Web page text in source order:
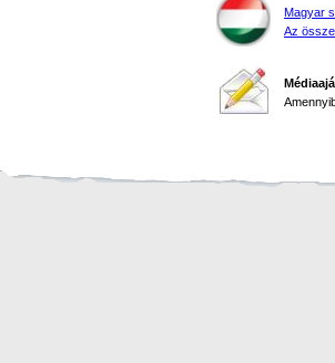
Magyar
Az